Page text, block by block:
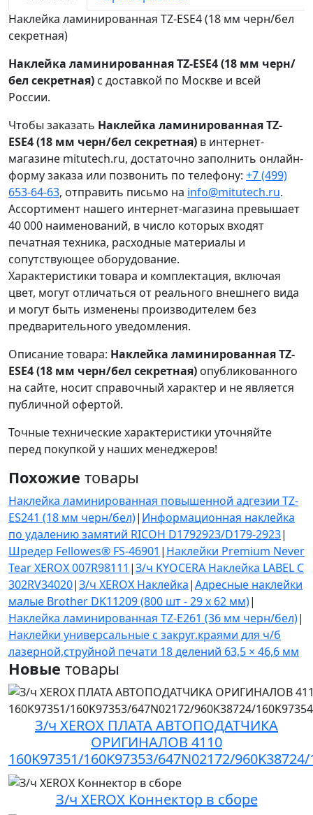
Наклейка ламинированная TZ-ESE4 (18 мм черн/бел
секретная)
Наклейка ламинированная TZ-ESE4 (18 мм черн/
бел секретная) с доставкой по Москве и всей
России.
Чтобы заказать Наклейка ламинированная TZ-
ESE4 (18 мм черн/бел секретная) в интернет-
магазине mitutech.ru, достаточно заполнить онлайн-
форму заказа или позвонить по телефону: +7 (499)
653-64-63, отправить письмо на info@mitutech.ru.
Ассортимент нашего интернет-магазина превышает
40 000 наименований, в число которых входят
печатная техника, расходные материалы и
сопутствующее оборудование.
Характеристики товара и комплектация, включая
цвет, могут отличаться от реального внешнего вида
и могут быть изменены производителем без
предварительного уведомления.
Описание товара: Наклейка ламинированная TZ-
ESE4 (18 мм черн/бел секретная) опубликованного
на сайте, носит справочный характер и не является
публичной офертой.
Точные технические характеристики уточняйте
перед покупкой у наших менеджеров!
Похожие товары
Наклейка ламинированная повышенной адгезии TZ-
ES241 (18 мм черн/бел)| Информационная наклейка
по удалению замятий RICOH D1792923/D179-2923|
Шредер Fellowes® FS-46901 | Наклейки Premium Never
Tear XEROX 007R98111 |З/ч KYOCERA Наклейка LABEL C
302RV34020|З/ч XEROX Наклейка|Адресные наклейки
малые Brother DK11209 (800 шт - 29 x 62 мм)|
Наклейка ламинированная TZ-E261 (36 мм черн/бел)|
Наклейки универсальные с закруг.краями для ч/б
лазерной,струйной печати 18 делений 63,5 × 46,6 мм
Новые товары
З/ч XEROX ПЛАТА АВТОПОДАТЧИКА
ОРИГИНАЛОВ 4110
160K97351/160K97353/647N02172/
З/ч XEROX Коннектор в сборе